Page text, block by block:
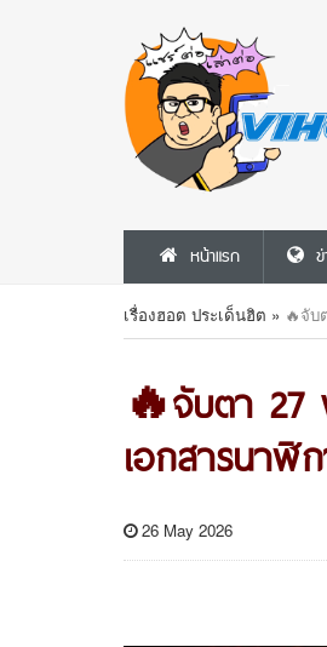
หน้าแรก
เรื่องฮอต ประเด็นฮิต » 🔥จั
🔥จับตา 27
เอกสารนาฬิ
26 May 2026